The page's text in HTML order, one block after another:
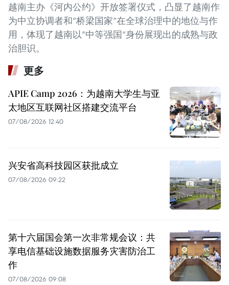
越南主办《河内公约》开放签署仪式，凸显了越南作
为中立协调者和“桥梁国家”在全球治理中的地位与作
用，体现了越南以“中等强国”身份展现出的成熟与政
治胆识。
更多
APIE Camp 2026：为越南大学生与亚
太地区互联网社区搭建交流平台
07/08/2026 12:40
兴安省高科技园区获批成立
07/08/2026 09:22
第十六届国会第一次非常规会议：共
享电信基础设施数据服务灾害防治工
作
07/08/2026 09:08